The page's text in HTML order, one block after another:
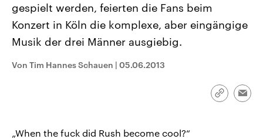
Landtagswahl Sachsen-Anhalt
Alle Informationen
Sachsen-Anhalt wählt am 6.
September 2026 einen neuen
Bundesland von einer Koalition aus
USA
Aktuelle Beiträge,
Hintergründe
Wirtschaftlich und
gehören die Vereinigten
mit großem Einfluss auf
Audio-Archiv
gespielt werden, feierten die Fans beim
Konzert in Köln die komplexe, aber eingängige
Musik der drei Männer ausgiebig.
Von Tim Hannes Schauen | 05.06.2013
Link
„When the fuck did Rush become cool?“